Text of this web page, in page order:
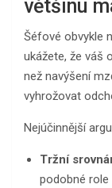
většinu
Šéfové obvykle
ukážete, že váš
než navýšení
vyhrožovat
Nejúčinnější
Tržní
podobné role